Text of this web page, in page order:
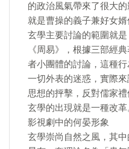
的政治風氣帶來了很大
就是曹操的義子兼好女婿
玄學主要討論的範圍就
《周易》，根據三部經
者小團體的討論，這種
一切外表的迷惑，實際
思想的抨擊，反對儒家
玄學的出現就是一種改革
影視劇中的何晏形象
玄學崇尚自然之風，其